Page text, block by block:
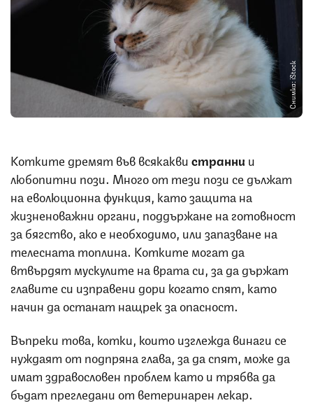
Снимка: iStock
Котките дремят във всякаквистранни и
любопитни пози. Много от тези пози се дължат
на еволюционна функция, като защита на
жизненоважни органи, поддържане на готовност
за бягство, ако е необходимо, или запазване на
телесната топлина. Котките могат да
втвърдят мускулите на врата си, за да държат
главите си изправени дори когато спят, като
начин да останат нащрек за опасност.
Въпреки това, котки, които изглежда винаги се
нуждаят от подпряна глава, за да спят, може да
имат здравословен проблем като и трябва да
бъдат прегледани от ветеринарен лекар.